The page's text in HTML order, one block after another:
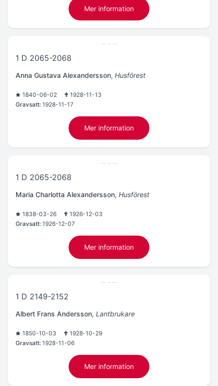
Mer information
1 D 2065-2068
Anna Gustava Alexandersson, Husförest
1840-06-02
1928-11-13
Gravsatt: 1928-11-17
Mer information
1 D 2065-2068
Maria Charlotta Alexandersson, Husförest
1838-03-26
1926-12-03
Gravsatt: 1926-12-07
Mer information
1 D 2149-2152
Albert Frans Andersson, Lantbrukare
1850-10-03
1928-10-29
Gravsatt: 1928-11-06
Mer information